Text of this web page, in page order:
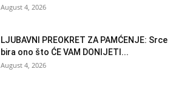
August 4, 2026
LJUBAVNI PREOKRET ZA PAMĆENJE: Srce
bira ono što ĆE VAM DONIJETI...
August 4, 2026